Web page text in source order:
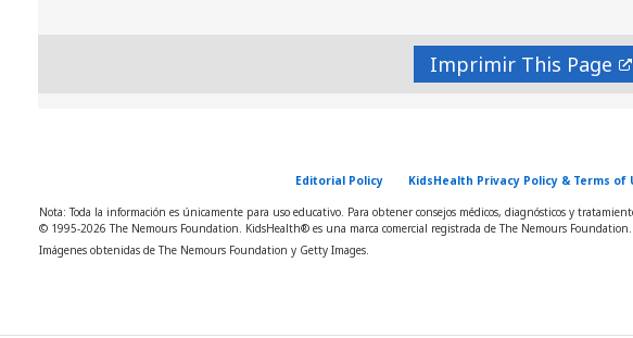
Imprimir
Editorial Policy KidsHealth Privacy Policy & Terms of
Nota: Toda la información es únicamente para uso educativo. Para obtener consejos médicos, diagnósticos y
© 1995-2026 The Nemours Foundation. KidsHealth® es una marca comercial registrada de The Nemours Foundation.
Imágenes obtenidas de The Nemours Foundation y Getty Images.